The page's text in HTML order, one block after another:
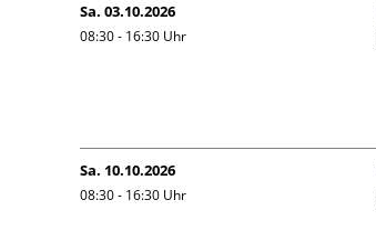
Sa. 03.10.2026
08:30 - 16:30 Uhr
Sa. 10.10.2026
08:30 - 16:30 Uhr